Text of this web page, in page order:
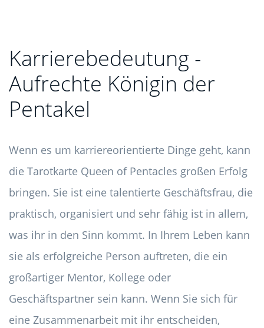
Karrierebedeutung -
Aufrechte Königin der
Pentakel
Wenn es um karriereorientierte Dinge geht, kann
die Tarotkarte Queen of Pentacles großen Erfolg
bringen. Sie ist eine talentierte Geschäftsfrau, die
praktisch, organisiert und sehr fähig ist in allem,
was ihr in den Sinn kommt. In Ihrem Leben kann
sie als erfolgreiche Person auftreten, die ein
großartiger Mentor, Kollege oder
Geschäftspartner sein kann. Wenn Sie sich für
eine Zusammenarbeit mit ihr entscheiden,